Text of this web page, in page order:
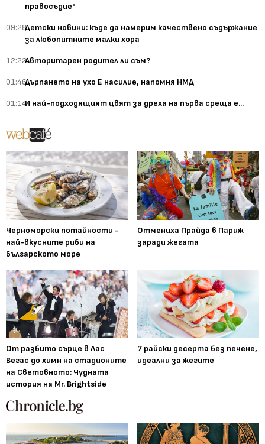
правосъдие"
09:28Детски новини: къде да намерим качествено съдържание
за любопитните малки хора
12:22Авторитарен родител ли съм?
01:46Дърпането на ухо Е насилие, напомня НМД
01:14И най-подходящият цвят за дреха на първа среща е...
Черноморски потайности -
най-вкусните риби на
българското море
Отмениха Прайда в Париж
заради жегата
От разбито сърце в Лас
Вегас до химн на стадионите
на Световното: Чудната
история на Mr. Brightside
7 райски десерта без печене,
идеални за жегите